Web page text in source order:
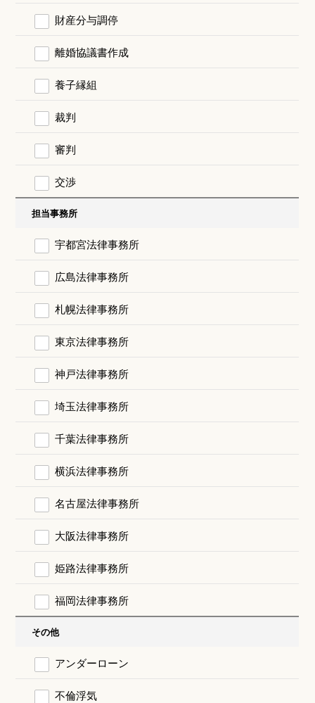
財産分与調停
離婚協議書作成
養子縁組
裁判
審判
交渉
担当事務所
宇都宮法律事務所
広島法律事務所
札幌法律事務所
東京法律事務所
神戸法律事務所
埼玉法律事務所
千葉法律事務所
横浜法律事務所
名古屋法律事務所
大阪法律事務所
姫路法律事務所
福岡法律事務所
その他
アンダーローン
不倫浮気